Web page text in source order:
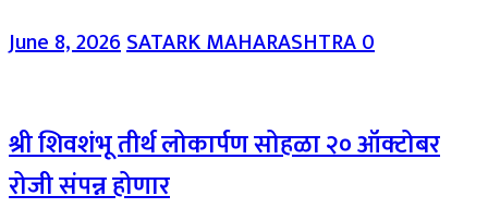
June 8, 2026SATARK MAHARASHTRA0
श्री शिवशंभू तीर्थ लोकार्पण सोहळा २० ऑक्टोबर
रोजी संपन्न होणार